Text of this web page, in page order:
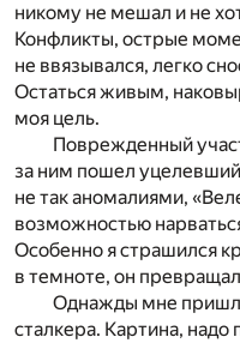
никому не мешал и не
Конфликты, острые
не ввязывался, легко
Остаться живым,
моя цель.
Поврежденный
за ним пошел
не так аномалиями,
возможностью
Особенно я страшился
в темноте, он
Однажды мне
сталкера. Картина, надо